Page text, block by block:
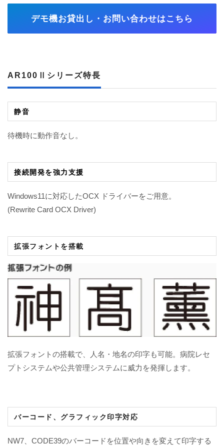
デモ機お貸出し・お問い合わせはこちら
AR100Ⅱ シリーズ特長
静音
待機時に動作音なし。
接続開発を強力支援
Windows11に対応したOCX ドライバーをご用意。
(Rewrite Card OCX Driver)
拡張フォントを搭載
拡張フォントの搭載で、人名・地名の印字も可能。病院レセ
プトシステムや公共管理システムに威力を発揮します。
バーコード、グラフィック印字対応
NW7、CODE39のバーコードを位置や向きを変えて印字する